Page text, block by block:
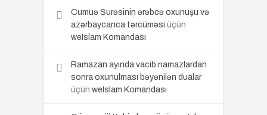
Cumuə Surəsinin ərəbcə oxunuşu və
azərbaycanca tərcüməsi üçün
weIslam Komandası
Ramazan ayında vacib namazlardan
sonra oxunulması bəyənilən dualar
üçün weIslam Komandası